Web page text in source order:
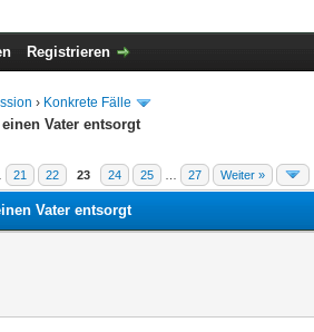
Registrieren
› Konkrete Fälle
Vater entsorgt
21 22 23 24 25 27 Weiter »
Vater entsorgt